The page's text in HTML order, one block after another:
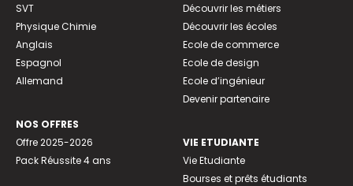
SVT
Physique Chimie
Anglais
Espagnol
Allemand
NOS OFFRES
Offre 2025-2026
Pack Réussite 4 ans
Découvrir les métiers
Découvrir les écoles
Ecole de commerce
Ecole de design
Ecole d’ingénieur
Devenir partenaire
VIE ETUDIANTE
Vie Etudiante
Bourses et prêts étudiants